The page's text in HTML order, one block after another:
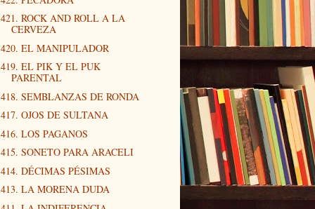
421. ROCK AND ROLL A LA
CERVEZA
420. EL MANIPULADOR
419. EL PIK Y EL PUK
PARENTAL
418. SEMBLANZAS DE RONDA
417. OJOS DE SULTANA
416. LOS PAGANOS
415. SONETO PARA ARACELI
414. DÉCIMAS PÉSIMAS
413. LA MORENA DUDA